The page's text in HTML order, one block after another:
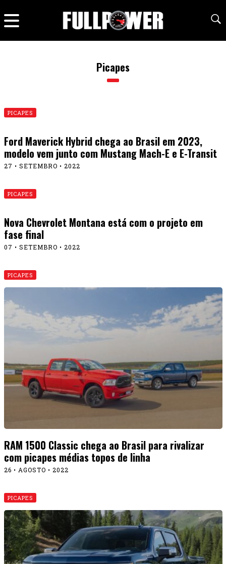
Picapes
PICAPES
Ford Maverick Hybrid chega ao Brasil em 2023,
modelo vem junto com Mustang Mach-E e E-Transit
27 • SETEMBRO • 2022
PICAPES
Nova Chevrolet Montana está com o projeto em
fase final
07 • SETEMBRO • 2022
PICAPES
RAM 1500 Classic chega ao Brasil para rivalizar
com picapes médias topos de linha
26 • AGOSTO • 2022
PICAPES